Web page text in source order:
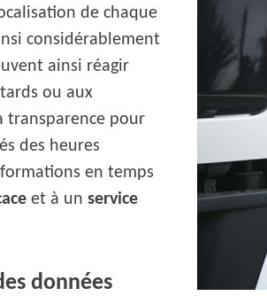
de chaque
considérablement
ainsi réagir
ou aux
transparence pour
des heures
en temps
et à unservice
données